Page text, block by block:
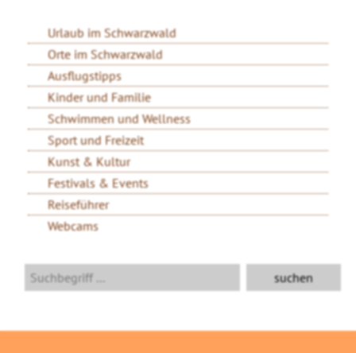
Urlaub im Schwarzwald
Orte im Schwarzwald
Ausflugstipps
Kinder und Familie
Schwimmen und Wellness
Sport und Freizeit
Kunst & Kultur
Festivals & Events
Reiseführer
Webcams